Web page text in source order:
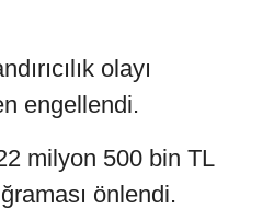
olayı
engellendi.
milyon 500 bin TL
önlendi.